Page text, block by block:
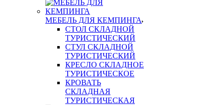
МЕБЕЛЬ ДЛЯ КЕМПИНГА
СТОЛ СКЛАДНОЙ
ТУРИСТИЧЕСКИЙ
СТУЛ СКЛАДНОЙ
ТУРИСТИЧЕСКИЙ
КРЕСЛО СКЛАДНОЕ
ТУРИСТИЧЕСКОЕ
КРОВАТЬ
СКЛАДНАЯ
ТУРИСТИЧЕСКАЯ